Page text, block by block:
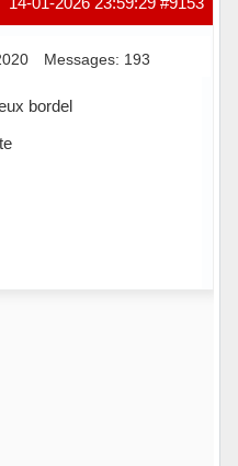
Messages: 193
bordel